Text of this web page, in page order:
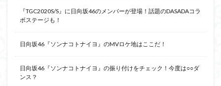
『TGC2020S/S』に日向坂46のメンバーが登場！話題のDASADAコラ
ボステージも！
日向坂46『ソンナコトナイヨ』のMVロケ地はここだ！
日向坂46『ソンナコトナイヨ』の振り付けをチェック！今度は○○ダ
ンス？